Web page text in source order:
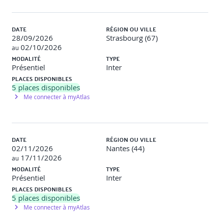
· Création de feuille, cadre et cartouche
· Mise en page
· Configuration d'impression des documents
Export des données et documents
· Export IFC
· Différents formats export
DATE
28/09/2026
au 02/10/2026
RÉGION OU VILLE
Strasbourg (67)
MODALITÉ
Présentiel
TYPE
Inter
PLACES DISPONIBLES
5 places disponibles
Me connecter à myAtlas
DATE
02/11/2026
au 17/11/2026
RÉGION OU VILLE
Nantes (44)
MODALITÉ
Présentiel
TYPE
Inter
PLACES DISPONIBLES
5 places disponibles
Me connecter à myAtlas